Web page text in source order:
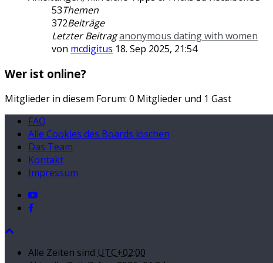
53Themen
372Beiträge
Letzter Beitraganonymous dating with women
von mcdigitus 18. Sep 2025, 21:54
Wer ist online?
Mitglieder in diesem Forum: 0 Mitglieder und 1 Gast
FAQ
Alle Cookies des Boards löschen
Das Team
Kontakt
Impressum
Alle Zeiten sind UTC+02:00